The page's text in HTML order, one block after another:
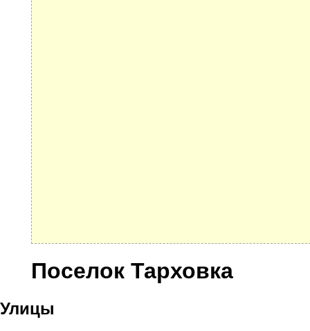
Поселок Тарховка
Улицы